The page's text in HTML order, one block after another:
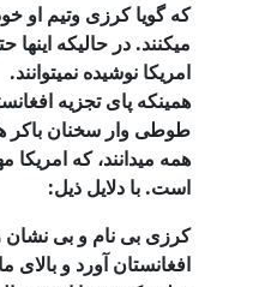
که گویا کرزی وتیم او
میکنند. در حالیکه
امریکا نوشیده نمیتوانند.
همینکه پای تجزیه
طوطی وار سخنان باکر
همه میدانند، که
است. با دلایل ذیل:
کرزی بی نام و بی نشان
افغانستان آورد و بالای